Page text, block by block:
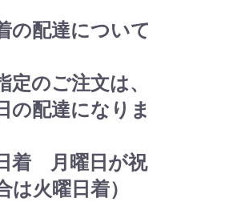
の配達について
定のご注文は、
の配達になりま
着 月曜日が祝
は火曜日着）